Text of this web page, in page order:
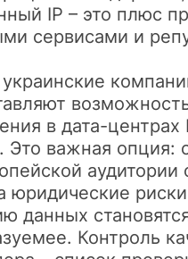
IP – это плюс
сервисами и
в дата-центрах
Это важная опция:
аудитории
юридические
данных
Контроль